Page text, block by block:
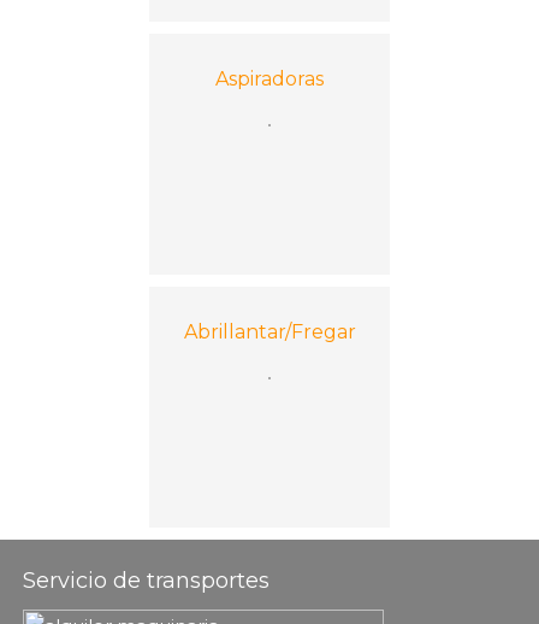
Aspiradoras
Abrillantar/Fregar
Servicio de transportes